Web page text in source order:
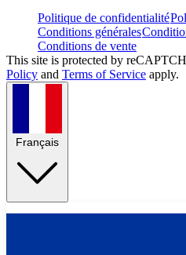
Politique de confidentialité
Conditions générales
Conditions de vente
This site is protected by
Policy and Terms of Service apply.
Français